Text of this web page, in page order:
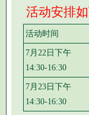
活动安排
活动时间
7月22日下午
14:30-16:30
7月23日下午
14:30-16:30